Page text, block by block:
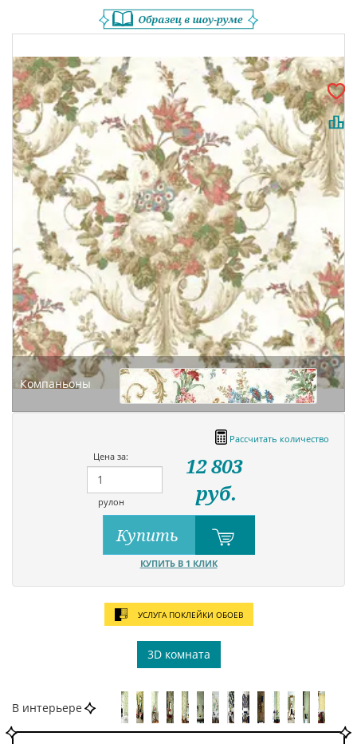
Компаньоны
Рассчитать количество
Цена за:
рулон
12 803
руб.
Купить
КУПИТЬ В 1 КЛИК
УСЛУГА ПОКЛЕЙКИ ОБОЕВ
3D комната
В интерьере